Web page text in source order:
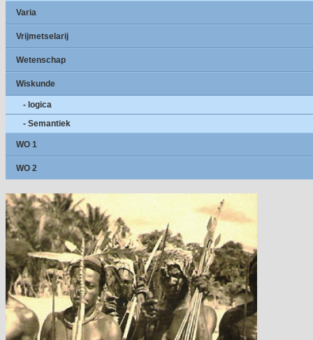
Varia
Vrijmetselarij
Wetenschap
Wiskunde
- logica
- Semantiek
WO 1
WO 2